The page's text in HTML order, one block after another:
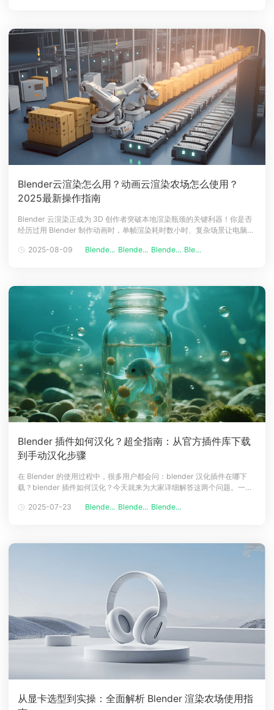
Blender云渲染怎么用？动画云渲染农场怎么使用？
2025最新操作指南
Blender 云渲染正成为 3D 创作者突破本地渲染瓶颈的关键利器！你是否
经历过用 Blender 制作动画时，单帧渲染耗时数小时、复杂场景让电脑卡
Blender 云渲染怎么用？动画云渲染农场怎么使用？轻松化解渲染难题，
2025-08-09 Blende... Blende... Blende... Blende...
Blender 插件如何汉化？超全指南：从官方插件库下载
到手动汉化步骤
在 Blender 的使用过程中，很多用户都会问：blender 汉化插件在哪下
载？blender 插件如何汉化？今天就来为大家详细解答这两个问题。一．
碍可能会影响对软件功能的理解与运用。Blender 汉化插件能将软件界面
2025-07-23 Blende... Blende... Blende...
从显卡选型到实操：全面解析 Blender 渲染农场使用指